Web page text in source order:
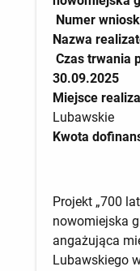
Numer
Nazwa
Czas trwania
30.09.2025
Miejsce
Lubawskie
Kwota
Projekt „700
nowomiejska
angażująca
Lubawskiego